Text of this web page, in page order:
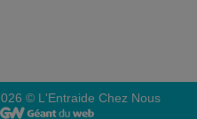
© L'Entraide Chez Nous